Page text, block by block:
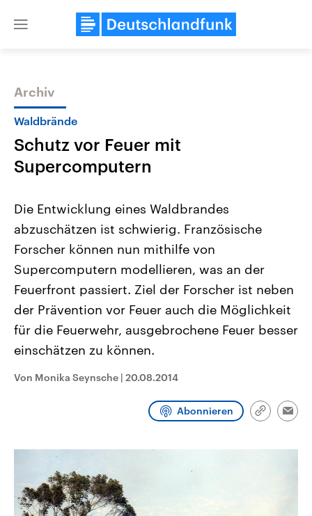
Close
Themen
Landtagswahl Sachsen-Anhalt
2026
Alle Informationen
Sachsen-Anhalt wählt am 6.
September 2026 einen neuen
Landtag. Seit 2021 wird das
Bundesland von einer Koalition aus
Umfragen, Prognosen,
Wahlprogramme, aktuelle Berichte
und Hintergründe zu den Parteien
Wahl.
Aktuelle Beiträge,
Hintergründe
Wirtschaftlich und
gehören die Vereinigten
den mächtigsten Ländern
mit großem Einfluss auf
aktuelle Weltgeschehen.
Sendungen Programm
Archiv
Waldbrände
Schutz vor Feuer mit
Supercomputern
Die Entwicklung eines Waldbrandes
abzuschätzen ist schwierig. Französische
Forscher können nun mithilfe von
Supercomputern modellieren, was an der
Feuerfront passiert. Ziel der Forscher ist neben
der Prävention vor Feuer auch die Möglichkeit
für die Feuerwehr, ausgebrochene Feuer besser
einschätzen zu können.
Von Monika Seynsche | 20.08.2014
Abonnieren
Link